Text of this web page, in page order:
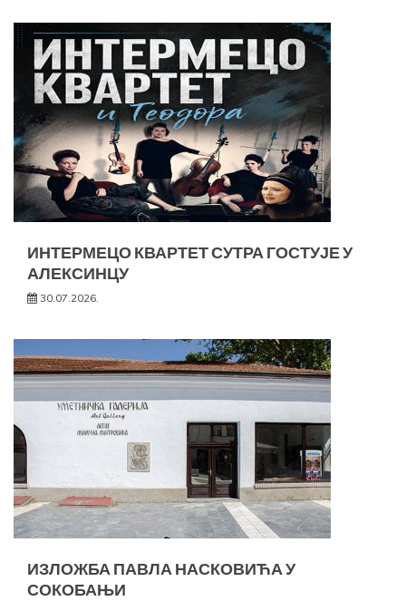
ИНТЕРМЕЦО КВАРТЕТ СУТРА ГОСТУЈЕ У
АЛЕКСИНЦУ
30.07.2026.
ИЗЛОЖБА ПАВЛА НАСКОВИЋА У
СОКОБАЊИ